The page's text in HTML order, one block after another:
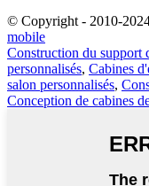
© Copyright - 2010-
mobile
Construction du support
personnalisés, Cabines
salon personnalisés,
Conception de cabines